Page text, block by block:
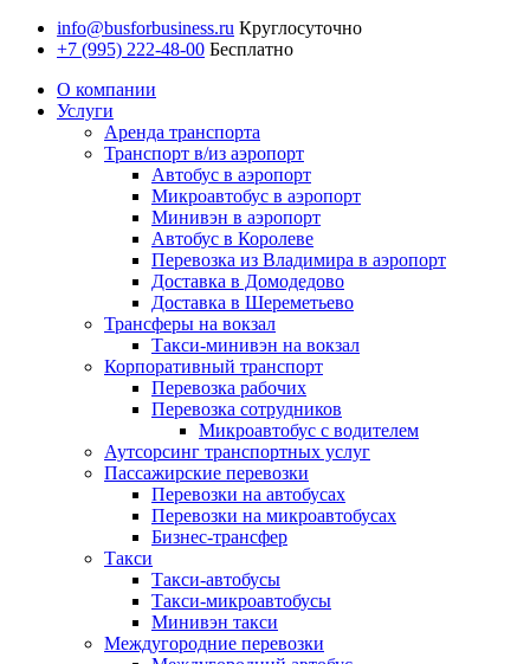
info@busforbusiness.ru Круглосуточно
+7 (995) 222-48-00 Бесплатно
О компании
Услуги
Аренда транспорта
Транспорт в/из аэропорт
Автобус в аэропорт
Микроавтобус в аэропорт
Минивэн в аэропорт
Автобус в Королеве
Перевозка из Владимира в аэропорт
Доставка в Домодедово
Доставка в Шереметьево
Трансферы на вокзал
Такси-минивэн на вокзал
Корпоративный транспорт
Перевозка рабочих
Перевозка сотрудников
Микроавтобус с водителем
Аутсорсинг транспортных услуг
Пассажирские перевозки
Перевозки на автобусах
Перевозки на микроавтобусах
Бизнес-трансфер
Такси
Такси-автобусы
Такси-микроавтобусы
Минивэн такси
Междугородние перевозки